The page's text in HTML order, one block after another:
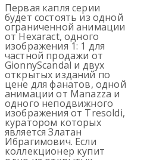
Первая капля серии
будет состоять из одной
ограниченной анимации
от Hexaract, одного
изображения 1: 1 для
частной продажи от
GionnyScandal и двух
открытых изданий по
цене для фанатов, одной
анимации от Manazza и
одного неподвижного
изображения от Tresoldi,
куратором которых
является Златан
Ибрагимович. Если
коллекционер купит